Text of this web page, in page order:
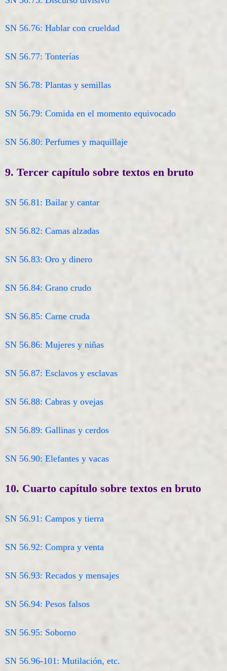
SN 56.76: Hablar con crueldad
SN 56.77: Tonterías
SN 56.78: Plantas y semillas
SN 56.79: Comida en el momento equivocado
SN 56.80: Perfumes y maquillaje
9. Tercer capítulo sobre textos en bruto
SN 56.81: Bailar y cantar
SN 56.82: Camas alzadas
SN 56.83: Oro y dinero
SN 56.84: Grano crudo
SN 56.85: Carne cruda
SN 56.86: Mujeres y niñas
SN 56.87: Esclavos y esclavas
SN 56.88: Cabras y ovejas
SN 56.89: Gallinas y cerdos
SN 56.90: Elefantes y vacas
10. Cuarto capítulo sobre textos en bruto
SN 56.91: Campos y tierra
SN 56.92: Compra y venta
SN 56.93: Recados y mensajes
SN 56.94: Pesos falsos
SN 56.95: Soborno
SN 56.96-101: Mutilación, etc.